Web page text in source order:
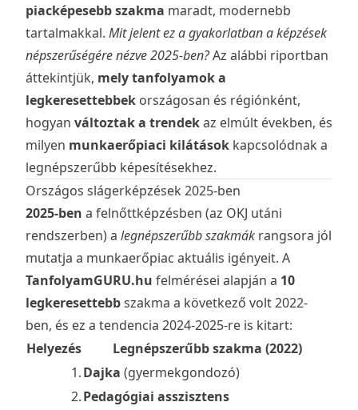
piacképesebb szakma maradt, modernebb
tartalmakkal. Mit jelent ez a gyakorlatban a képzések
népszerűségére nézve 2025-ben?Az alábbi riportban
áttekintjük, mely tanfolyamok a
legkeresettebbek országosan és régiónként,
hogyan változtak a trendekaz elmúlt években, és
milyen munkaerőpiaci kilátások kapcsolódnak a
legnépszerűbb képesítésekhez.
Országos slágerképzések 2025-ben
2025-ben a felnőttképzésben (az OKJ utáni
rendszerben) a legnépszerűbb szakmák rangsora jól
mutatja a munkaerőpiac aktuális igényeit. A
TanfolyamGURU.hu felmérései alapján a 10
legkeresettebbszakma a következő volt 2022-
ben, és ez a tendencia 2024-2025-re is kitart:
Helyezés
Legnépszerűbb szakma (2022)
1.Dajka (gyermekgondozó)
2.Pedagógiai asszisztens